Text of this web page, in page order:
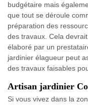
budgétaire mais
que tout se déroule
préparation des
des travaux. Cela
élaboré par un
jardinier élagueur peut
des travaux faisables
Artisan jardinier
Si vous vivez dans la